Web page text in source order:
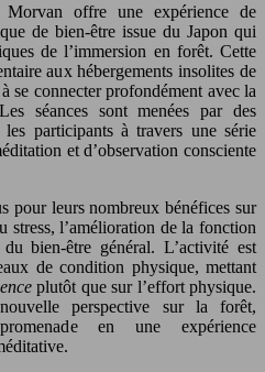
offre une expérience de
de bien-être issue du Japon qui
de l’immersion en forêt. Cette
aux hébergements insolites de
se connecter profondément avec la
séances sont menées par des
participants à travers une série
et d’observation consciente
pour leurs nombreux bénéfices sur
stress, l’amélioration de la fonction
bien-être général. L’activité est
de condition physique, mettant
plutôt que sur l’effort physique.
perspective sur la forêt,
en une expérience